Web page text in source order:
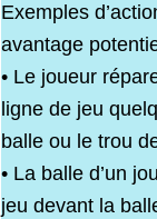
Exemples
avantage
• Le joueur
ligne de jeu
balle ou le trou
• La balle d’un
jeu devant la